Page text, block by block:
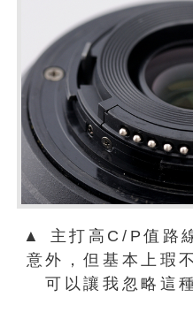
▲ 主打高C/P值路
意外，但基本上瑕
可以讓我忽略這